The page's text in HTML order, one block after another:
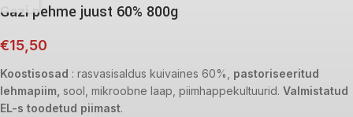
Gazi pehme juust 60% 800g
€15,50
Koostisosad : rasvasisaldus kuivaines 60%, pastoriseeritud
lehmapiim, sool, mikroobne laap, piimhappekultuurid. Valmistatud
EL-s toodetud piimast.